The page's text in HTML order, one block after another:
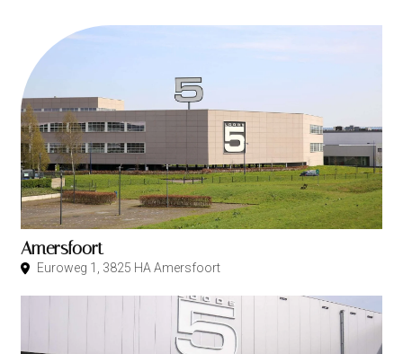
Amersfoort
Euroweg 1, 3825 HA Amersfoort